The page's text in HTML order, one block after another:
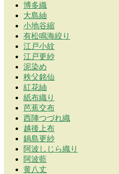
博多織
大島紬
小地谷縮
有松鳴海絞り
江戸小紋
江戸更紗
泥染め
秩父銘仙
紅花紬
紙布織り
芭蕉交布
西陣つづれ織
越後上布
鍋島更紗
阿波しじら織り
阿波藍
黄八丈